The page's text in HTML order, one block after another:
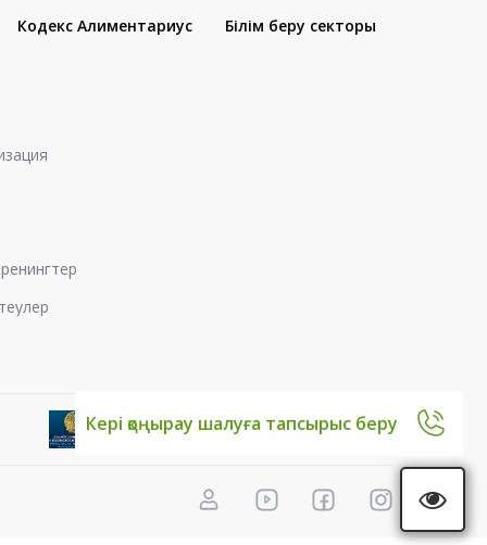
Кері қоңырау шалуға тапсырыс беру
Кодекс Алиментариус Білім беру секторы